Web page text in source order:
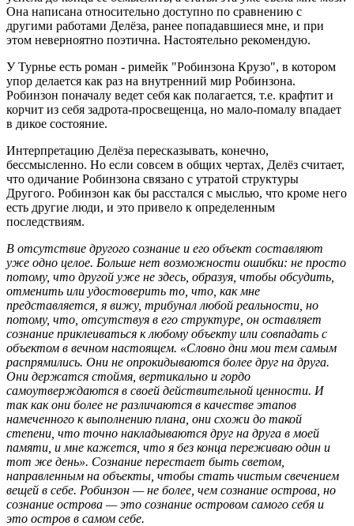
Она написана относительно доступно по сравнению с
другими работами Делёза, ранее попадавшиеся мне, и при
этом неверноятно поэтична. Настоятельно рекомендую.
У Турнье есть роман - римейк "Робинзона Крузо", в котором
упор делается как раз на внутренний мир Робинзона.
Робинзон поначалу ведет себя как полагается, т.е. крафтит и
корчит из себя задрота-просвещенца, но мало-помалу впадает
в дикое состояние.
Интерпретацию Делёза пересказывать, конечно,
бессмысленно. Но если совсем в общих чертах, Делёз считает,
что одичание Робинзона связано с утратой структуры
Другого. Робинзон как бы расстался с мыслью, что кроме него
есть другие люди, и это привело к определенным
последствиям.
В отсутствие другого сознание и его объект составляют
уже одно целое. Больше нет возможности ошибки: не просто
потому, что другой уже не здесь, образуя, чтобы обсудить,
отменить или удостоверить то, что, как мне
представляется, я вижу, трибунал любой реальности, но
потому, что, отсутствуя в его структуре, он оставляет
сознание приклеиваться к любому объекту или совпадать с
объектом в вечном настоящем. «Словно дни мои тем самым
распрямились. Они не опрокидываются более друг на друга.
Они держатся стоймя, вертикально и гордо
самоутверждаются в своей действительной ценности. И
так как они более не различаются в качестве этапов
намеченного к выполнению плана, они схожи до такой
степени, что точно накладываются друг на друга в моей
памяти, и мне кажется, что я без конца переживаю один и
тот же день». Сознание перестает быть светом,
направленным на объекты, чтобы стать чистым свечением
вещей в себе. Робинзон — не более, чем сознание острова, но
сознание острова — это сознание островом самого себя и
это остров в самом себе.